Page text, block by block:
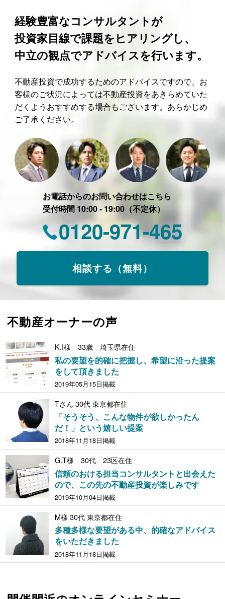
経験豊富なコンサルタントが
投資家目線で課題をヒアリングし、
中立の観点でアドバイスを行います。
不動産投資で成功するためのアドバイスですので、お
客様のご状況によっては不動産投資をあきらめていた
だくようおすすめする場合もございます。あらかじめ
ご了承ください。
お電話からのお問い合わせはこちら
受付時間 10:00 - 19:00（不定休）
0120-971-465
相談する（無料）
不動産オーナーの声
K.I様 33歳 埼玉県在住
私の要望を的確に把握し、希望に沿った提案
をして頂きました
2019年05月15日掲載
Tさん 30代 東京都在住
「そうそう、こんな物件が欲しかったん
だ！」という嬉しい提案
2018年11月18日掲載
G.T様 30代 23区在住
信頼のおける担当コンサルタントと出会えた
ので、この先の不動産投資が楽しみです
2019年10月04日掲載
M様 30代 東京都在住
多種多様な要望がある中、的確なアドバイス
をいただきました
2018年11月18日掲載